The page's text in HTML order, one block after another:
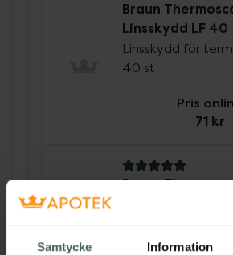
Samtycke Information
Braun
Linsskydd LF 40
Linsskydd för
40 st
Pris
71 kr
5 av 5 i omdöme
Braun
6525